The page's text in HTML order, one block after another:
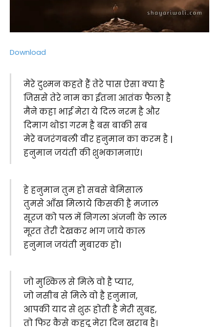
Download
मेरे दुश्मन कहते हैं तेरे पास ऐसा क्या है
जिससे तेरे नाम का ईतना आतंक फैला है
मैने कहा भाई मेरा ये दिल नरम है और
दिमाग थोडा गरम है बस बाकी सब
मेरे बजरंगबली वीर हनुमान का करम है |
हनुमान जयंती की शुभकामनाएं।
हे हनुमान तुम हो सबसे बेमिसाल
तुमसे आँख मिलाये किसकी है मजाल
सूरज को पल में निगला अंजनी के लाल
मूरत तेरी देखकर भाग जाये काल
हनुमान जयंती मुबारक हो।
जो मुश्किल से मिले वो है प्यार,
जो नसीब से मिले वो है हनुमान,
आपकी याद से शुरू होती है मेरी सुबह,
तो फिर कैसे कहदू मेरा दिन खराब है।